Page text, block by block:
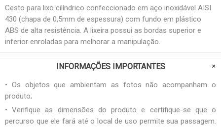
Cesto para lixo cilíndrico confeccionado em aço inoxidável AISI
430 (chapa de 0,5mm de espessura) com fundo em plástico
ABS de alta resistência. A lixeira possui as bordas superior e
inferior enroladas para melhorar a manipulação.
INFORMAÇÕES IMPORTANTES
• Os objetos que ambientam as fotos não acompanham o
produto;
• Verifique as dimensões do produto e certifique-se que o
percurso que ele fará até o local de uso permite sua passagem.